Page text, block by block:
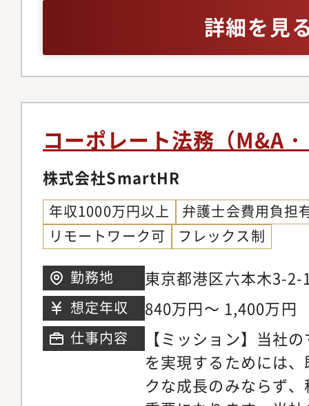
ションでは、IPO準
整備はもちろん、上
対応、取締役会運営
トガバナンス、規程
務の高度化まで幅広
す。単なる契約書レ
当ではなく、会社の
を支える、コーポレ
ジションです。【具
総会・取締役会・株
締役会、経営会議な
定に関わる会議体の
す。会議体の企画・
作成、株主名簿管理
行・信託銀行等との
会社水準のガバナン
ます。上場後を見据
験 ・株主総会、取
議体運営に関わった
理規程などの整備・
法書士、行政書士な
験以下いずれかの経
会社における法務ま
験 ・株主総会、取締
議体運営に関わった
NDA等の作成・レビ
規程、稟議規程、文
理規程などの整備・
法書士、行政書士な
験
詳細を見
コーポレート法務（M&A
株式会社SmartHR
年収1000万円以上
弁護士会費用負担
リモートワーク可
フレックス制
勤務地
東京都港区六本木3-
ランドタワー
想定年収 840万円～ 1,400万円
仕事内容
【ミッション】当社
を実現するためには
クな成長のみならず